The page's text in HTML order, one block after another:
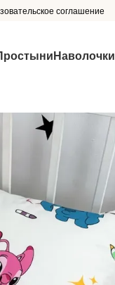
соглашение
Наволочки